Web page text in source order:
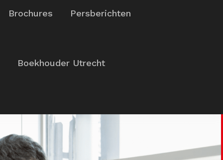
Brochures Persberichten
Boekhouder Utrecht